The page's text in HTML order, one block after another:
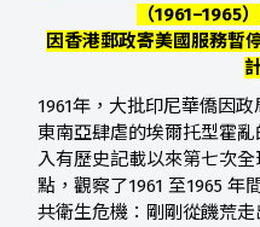
（1961–1965
因香港郵政寄美國服務暫
1961年，大批印尼華僑因
東南亞肆虐的埃爾托型霍
入有歷史記載以來第七次
點，觀察了1961 至1965 年
共衛生危機：剛剛從饑荒